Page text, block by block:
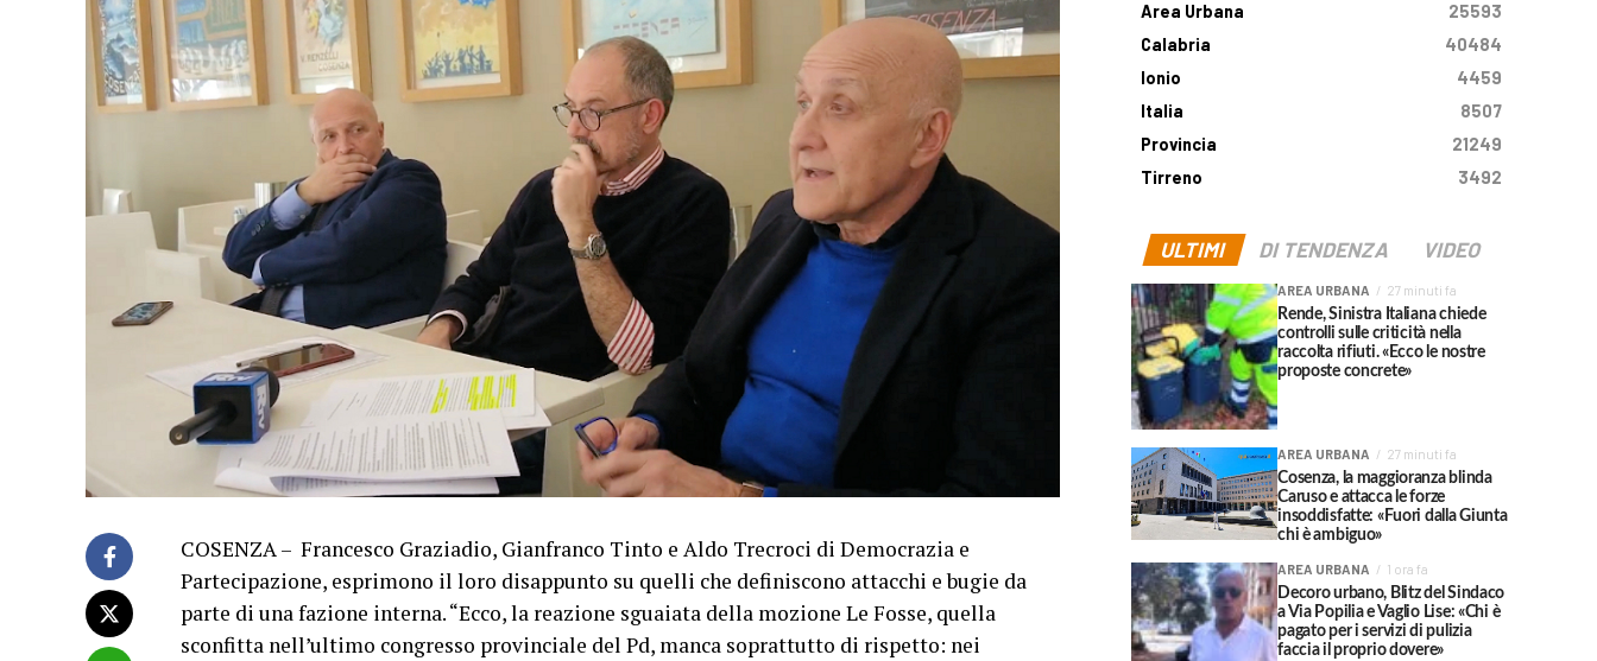
COSENZA – Francesco Graziadio, Gianfranco Tinto e Aldo Trecroci di Democrazia e
Partecipazione, esprimono il loro disappunto su quelli che definiscono attacchi e bugie da
parte di una fazione interna. “Ecco, la reazione sguaiata della mozione Le Fosse, quella
sconfitta nell’ultimo congresso provinciale del Pd, manca soprattutto di rispetto: nei
Area Urbana
25593
Calabria
40484
Ionio
4459
Italia
8507
Provincia
21249
Tirreno
3492
ULTIMI DI TENDENZA VIDEO
AREA URBANA 27 minuti fa
Rende, Sinistra Italiana chiede
controlli sulle criticità nella
raccolta rifiuti. «Ecco le nostre
proposte concrete»
AREA URBANA 27 minuti fa
Cosenza, la maggioranza blinda
Caruso e attacca le forze
insoddisfatte: «Fuori dalla Giunta
chi è ambiguo»
AREA URBANA 1 ora fa
Decoro urbano, Blitz del Sindaco
a Via Popilia e Vaglio Lise: «Chi è
pagato per i servizi di pulizia
faccia il proprio dovere»